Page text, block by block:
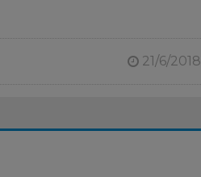
21/6/2018